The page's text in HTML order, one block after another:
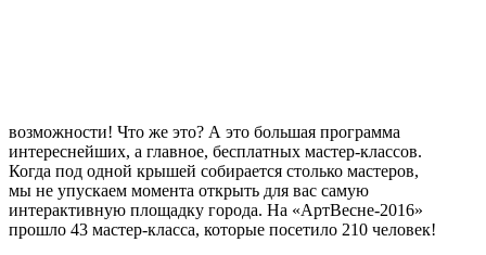
возможности! Что же это? А это большая программа
интереснейших, а главное, бесплатных мастер-классов.
Когда под одной крышей собирается столько мастеров,
мы не упускаем момента открыть для вас самую
интерактивную площадку города. На «АртВесне-2016»
прошло 43 мастер-класса, которые посетило 210 человек!